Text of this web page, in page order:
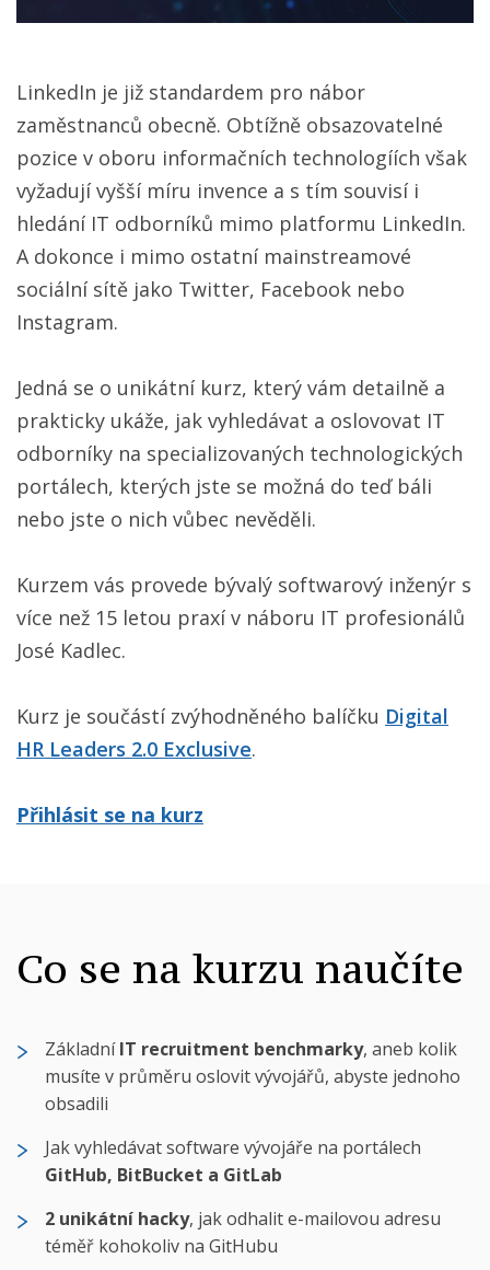
LinkedIn je již standardem pro nábor
zaměstnanců obecně. Obtížně obsazovatelné
pozice v oboru informačních technologíích však
vyžadují vyšší míru invence a s tím souvisí i
hledání IT odborníků mimo platformu LinkedIn.
A dokonce i mimo ostatní mainstreamové
sociální sítě jako Twitter, Facebook nebo
Instagram.
Jedná se o unikátní kurz, který vám detailně a
prakticky ukáže, jak vyhledávat a oslovovat IT
odborníky na specializovaných technologických
portálech, kterých jste se možná do teď báli
nebo jste o nich vůbec nevěděli.
Kurzem vás provede bývalý softwarový inženýr s
více než 15 letou praxí v náboru IT profesionálů
José Kadlec.
Kurz je součástí zvýhodněného balíčku Digital
HR Leaders 2.0 Exclusive.
Přihlásit se na kurz
Co se na kurzu naučíte
ZákladníIT recruitment benchmarky, aneb kolik
musíte v průměru oslovit vývojářů, abyste jednoho
obsadili
Jak vyhledávat software vývojáře na portálech
GitHub, BitBucket a GitLab
2 unikátní hacky, jak odhalit e-mailovou adresu
téměř kohokoliv na GitHubu